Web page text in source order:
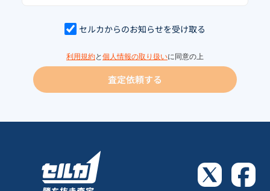
セルカからのお知らせを受け取る
利用規約と 個人情報の取り扱いに同意の上
査定依頼する